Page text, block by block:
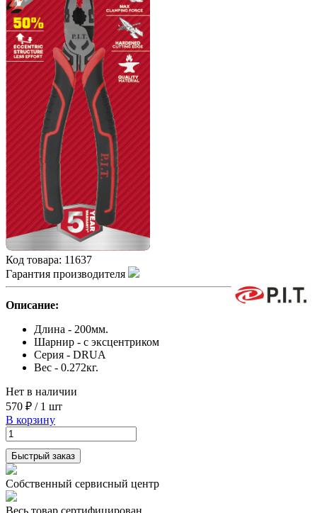
Код товара: 11637
Гарантия производителя
Описание:
Длина - 200мм.
Шарнир - с эксцентриком
Серия - DRUA
Вес - 0.272кг.
Нет в наличии
570 ₽ / 1 шт
В корзину
Быстрый заказ
Собственный сервисный центр